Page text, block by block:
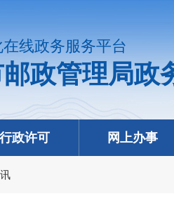
线政务服务平台
政管理局政
行政许可 网上办事